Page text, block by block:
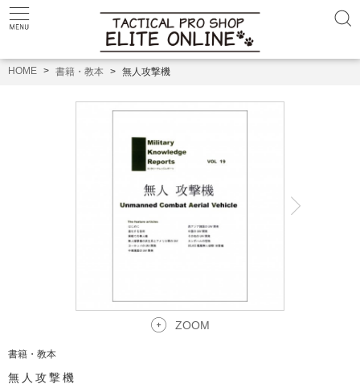
HOME 書籍・教本 無人攻撃機
ZOOM
書籍・教本
無人攻撃機